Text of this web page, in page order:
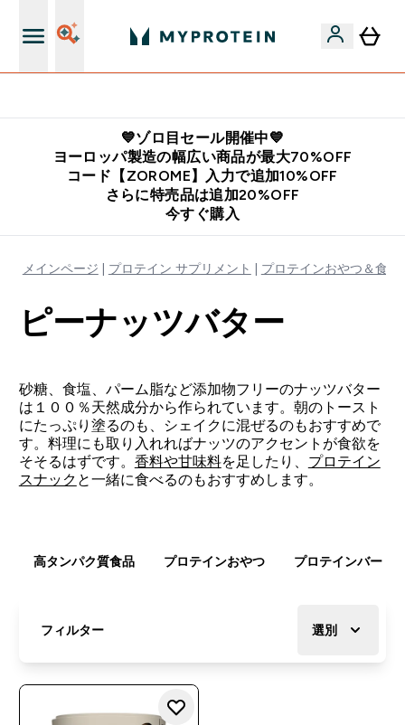
💙ゾロ目セール開催中💙
ヨーロッパ製造の幅広い商品が最大70%OFF
コード【ZOROME】入力で追加10%OFF
さらに特売品は追加20%OFF
今すぐ購入
メインページ プロテイン サプリメント プロテインおやつ＆食品
ピーナッツバター
砂糖、食塩、パーム脂など添加物フリーのナッツバター
は１００％天然成分から作られています。朝のトースト
にたっぷり塗るのも、シェイクに混ぜるのもおすすめで
す。料理にも取り入れればナッツのアクセントが食欲を
そそるはずです。 香料や甘味料を足したり、 プロテイン
スナック と一緒に食べるのもおすすめします。
高タンパク質食品 プロテインおやつ プロテインバー
フィルター 選別